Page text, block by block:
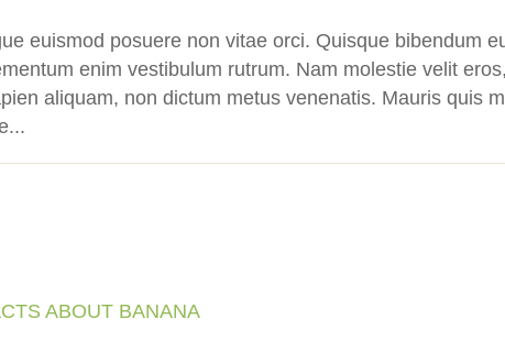
euismod posuere non vitae orci. Quisque bibendum
enim vestibulum rutrum. Nam molestie velit
aliquam, non dictum metus venenatis. Mauris quis
ABOUT BANANA